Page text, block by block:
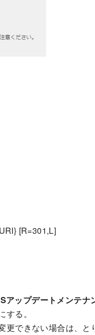
[R=301,L]
ップデートメンテナ
る。
更できない場合は、